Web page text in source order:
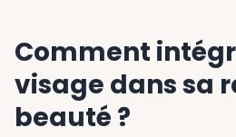
Comment
visage dans sa
beauté ?